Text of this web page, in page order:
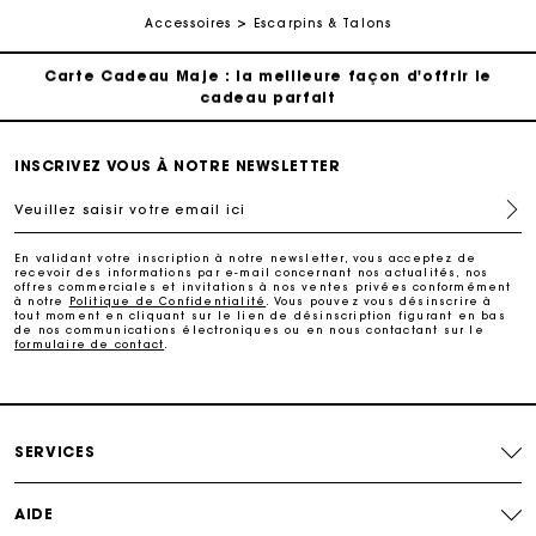
Accessoires Escarpins & Talons
Suivi de commande
Carte Cadeau Maje : la meilleure façon d'offrir le
cadeau parfait
Livraison à domicile offerte sous 2 jours ouvrés
Paiement en plusieurs fois sans frais
Echanges & Retours offerts
Carte Cadeau Maje : la meilleure façon d'offrir le
INSCRIVEZ VOUS À NOTRE NEWSLETTER
Veuillez saisir votre email ici
En validant votre inscription à notre newsletter, vous acceptez de
recevoir des informations par e-mail concernant nos actualités, nos
offres commerciales et invitations à nos ventes privées conformément
à notre
Politique de Confidentialité
. Vous pouvez vous désinscrire à
tout moment en cliquant sur le lien de désinscription figurant en bas
de nos communications électroniques ou en nous contactant sur le
formulaire de contact
SERVICES
AIDE